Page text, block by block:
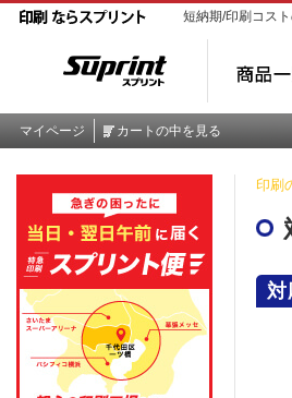
短納期/印刷コス
マイページ カートの中を見る
印刷
対